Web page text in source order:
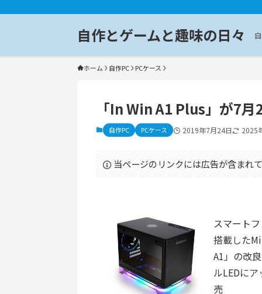
自作とゲームと趣味の日々
ホーム 自作PC PCケース
「In Win A1 Plus」が7
自作PC PCケース 2019年7月24日 2025
当ページのリンクには広告が含まれ
スマート
搭載した
A1」の改
ルLEDに
売